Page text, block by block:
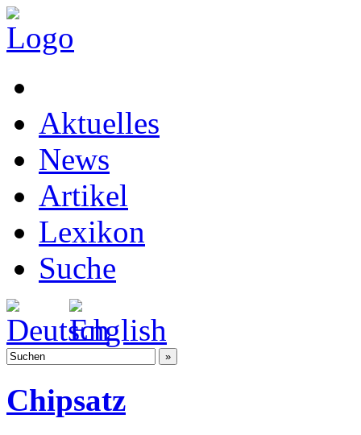
Aktuelles
News
Artikel
Lexikon
Suche
Chipsatz